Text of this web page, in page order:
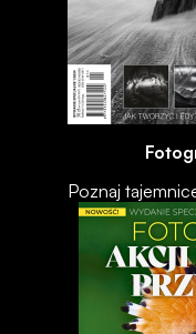
Poznaj